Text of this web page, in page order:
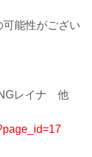
能性がござい
レイナ 他